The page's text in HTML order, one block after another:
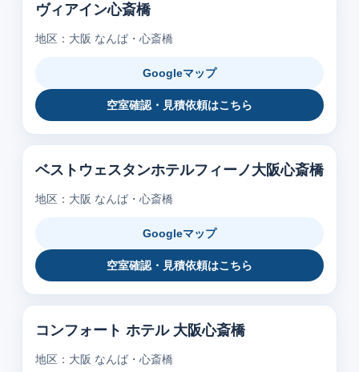
ヴィアイン心斎橋
地区：大阪 なんば・心斎橋
Googleマップ
空室確認・見積依頼はこちら
ベストウェスタンホテルフィーノ大阪心斎橋
地区：大阪 なんば・心斎橋
Googleマップ
空室確認・見積依頼はこちら
コンフォート ホテル 大阪心斎橋
地区：大阪 なんば・心斎橋